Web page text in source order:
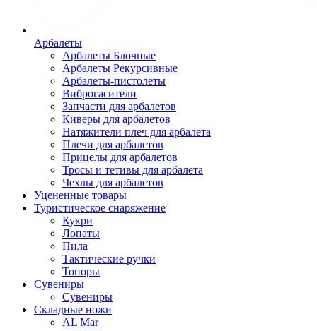
Арбалеты
Арбалеты Блочные
Арбалеты Рекурсивные
Арбалеты-пистолеты
Виброгасители
Запчасти для арбалетов
Киверы для арбалетов
Натяжители плеч для арбалета
Плечи для арбалетов
Прицелы для арбалетов
Тросы и тетивы для арбалета
Чехлы для арбалетов
Уцененные товары
Туристическое снаряжение
Кукри
Лопаты
Пила
Тактические ручки
Топоры
Сувениры
Сувениры
Складные ножи
AL Mar